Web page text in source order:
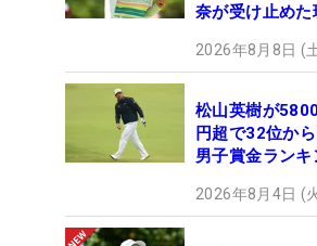
奈が受け止めた
2026年8月8日 (
松山英樹が
円超で32位か
男子賞金ランキ
2026年8月4日 (